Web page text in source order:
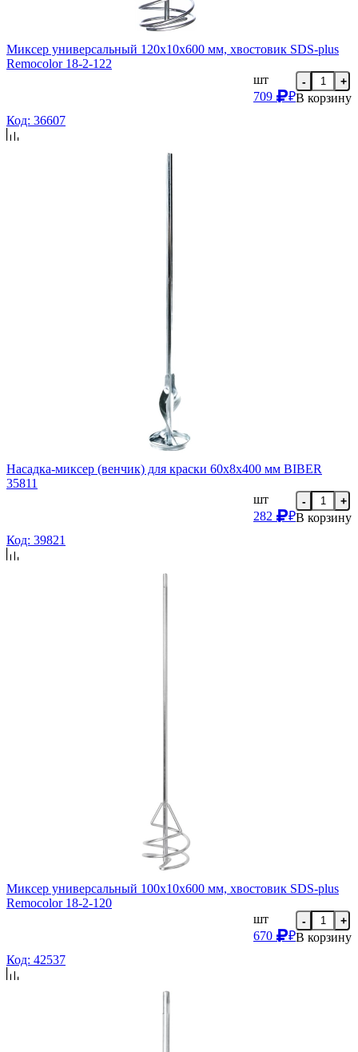
Миксер универсальный 120х10х600 мм, хвостовик SDS-plus
Remocolor 18-2-122
шт
709
₽
- +
В корзину
Код: 36607
Насадка-миксер (венчик) для краски 60х8х400 мм BIBER
35811
шт
282
₽
- +
В корзину
Код: 39821
Миксер универсальный 100х10х600 мм, хвостовик SDS-plus
Remocolor 18-2-120
шт
670
₽
- +
В корзину
Код: 42537